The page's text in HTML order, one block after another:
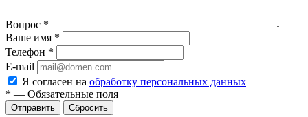
Вопрос *
Ваше имя *
Телефон *
E-mail
Я согласен на обработку персональных данных
* — Обязательные поля
Отправить Сбросить